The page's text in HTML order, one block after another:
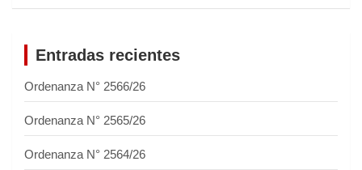
Entradas recientes
Ordenanza N° 2566/26
Ordenanza N° 2565/26
Ordenanza N° 2564/26